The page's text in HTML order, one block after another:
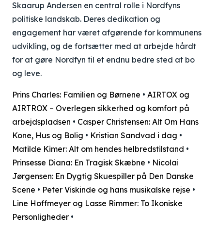
Skaarup Andersen en central rolle i Nordfyns
politiske landskab. Deres dedikation og
engagement har været afgørende for kommunens
udvikling, og de fortsætter med at arbejde hårdt
for at gøre Nordfyn til et endnu bedre sted at bo
og leve.
Prins Charles: Familien og Børnene • AIRTOX og
AIRTROX – Overlegen sikkerhed og komfort på
arbejdspladsen • Casper Christensen: Alt Om Hans
Kone, Hus og Bolig • Kristian Sandvad i dag •
Matilde Kimer: Alt om hendes helbredstilstand •
Prinsesse Diana: En Tragisk Skæbne • Nicolai
Jørgensen: En Dygtig Skuespiller på Den Danske
Scene • Peter Viskinde og hans musikalske rejse •
Line Hoffmeyer og Lasse Rimmer: To Ikoniske
Personligheder •